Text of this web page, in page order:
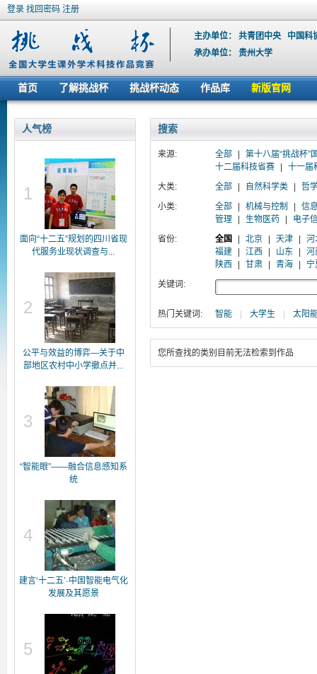
登录 找回密码 注册
主办单位：共青团中央
中国科
承办单位：贵州大学
首页 了解挑战杯 挑战杯动态 作品库 新版官网
人气榜
1
面向“十二五”规划的四川省现
代服务业现状调查与...
2
公平与效益的博弈—关于中
部地区农村中小学撤点并...
3
“智能眼”——融合信息感知系
统
4
建言‘十二五’·中国智能电气化
发展及其愿景
5
搜索
来源: 全部
第十八届“挑战杯”
十二届科技省赛
十一届
大类:
全部 自然科学类
哲
小类:
全部 机械与控制
信
管理
生物医药
电子
省份:
全国 北京 天津
河
福建
江西 山东
河
陕西
甘肃 青海
宁
关键词:
热门关键词: 智能 大学生 太阳
您所查找的类别目前无法检索到作品